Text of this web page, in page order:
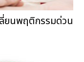
ยนพฤติกรรมด่วน